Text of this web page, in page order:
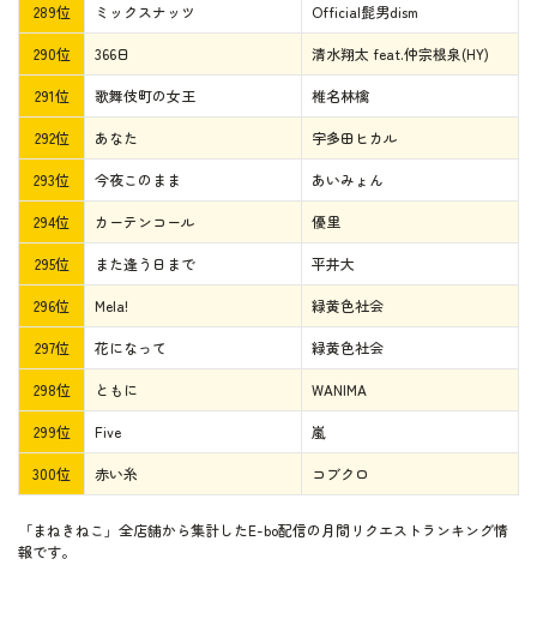
289位 ミックスナッツ Official髭男dism
290位 366日 清水翔太 feat.仲宗根泉(HY)
291位 歌舞伎町の女王 椎名林檎
292位 あなた 宇多田ヒカル
293位 今夜このまま あいみょん
294位 カーテンコール 優里
295位 また逢う日まで 平井大
296位 Mela! 緑黄色社会
297位 花になって 緑黄色社会
298位 ともに WANIMA
299位 Five 嵐
300位 赤い糸 コブクロ
「まねきねこ」全店舗から集計したE-bo配信の月間リクエストランキング情
報です。